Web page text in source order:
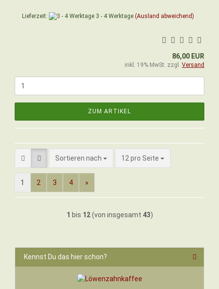
Lieferzeit: 3 - 4 Werktage (Ausland abweichend)
86,00 EUR
inkl. 19% MwSt. zzgl. Versand
ZUM ARTIKEL
Sortieren nach
Sortieren nach 12 pro Seite
pro Seite
1 2 3 4 »
1 bis 12(von insgesamt 43)
Kennst Du das hier schon?